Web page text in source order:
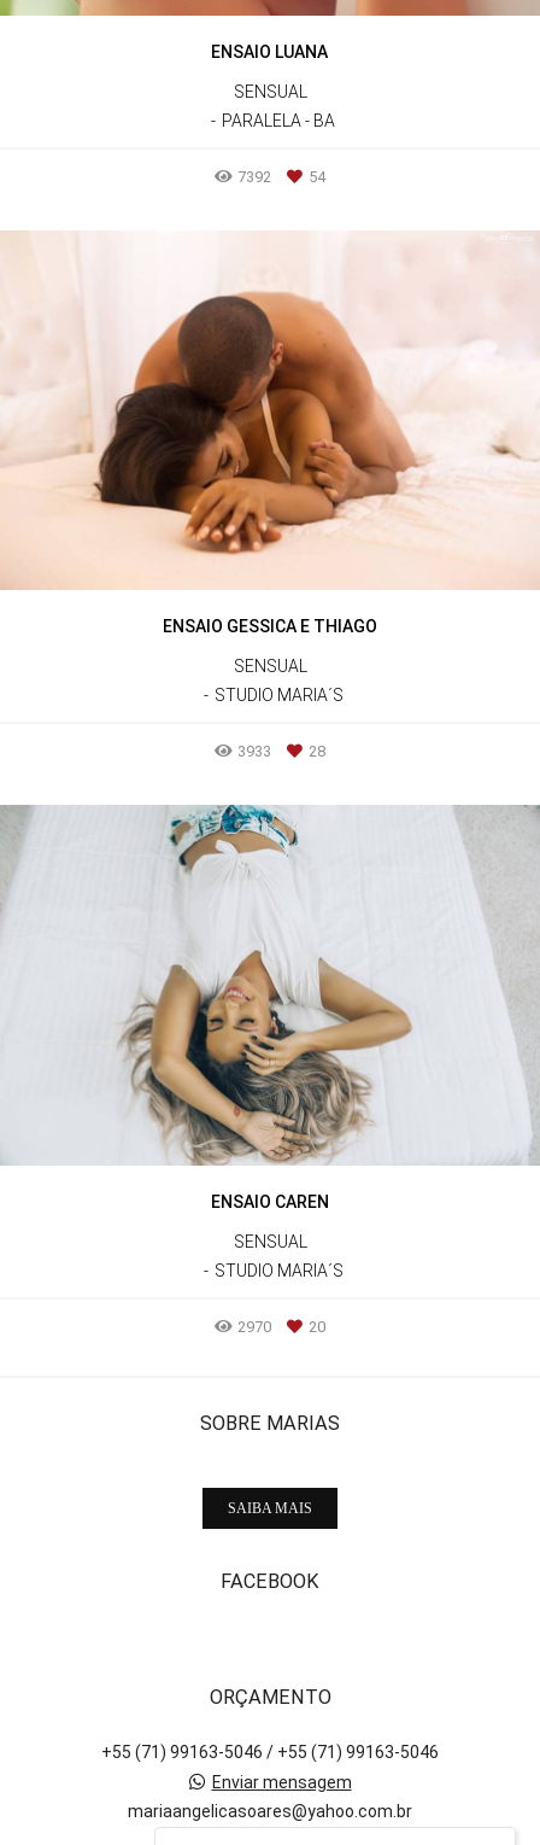
ENSAIO LUANA
SENSUAL
PARALELA - BA
7392 54
ENSAIO GESSICA E THIAGO
SENSUAL
STUDIO MARIA´S
3933 28
ENSAIO CAREN
SENSUAL
STUDIO MARIA´S
2970 20
SOBRE MARIAS
SAIBA MAIS
FACEBOOK
ORÇAMENTO
+55 (71) 99163-5046 / +55 (71) 99163-5046
Enviar mensagem
mariaangelicasoares@yahoo.com.br